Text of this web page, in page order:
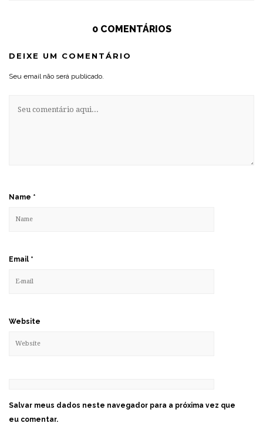
0 COMENTÁRIOS
DEIXE UM COMENTÁRIO
Seu email não será publicado.
Name *
Email *
Website
Salvar meus dados neste navegador para a próxima vez que
eu comentar.